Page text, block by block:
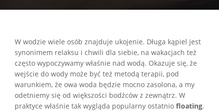
W wodzie wiele osób znajduje ukojenie. Długa kąpiel jest
synonimem relaksu i chwili dla siebie, na wakacjach też
często wypoczywamy właśnie nad wodą. Okazuje się, że
wejście do wody może być też metodą terapii, pod
warunkiem, że owa woda będzie mocno zasolona, a my
odetniemy się od większości bodźców z zewnątrz. W
praktyce właśnie tak wygląda popularny ostatnio floating.